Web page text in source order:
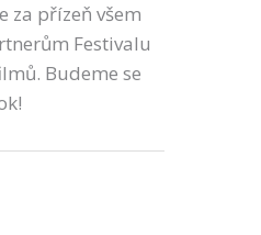
za přízeň všem
Festivalu
Budeme se